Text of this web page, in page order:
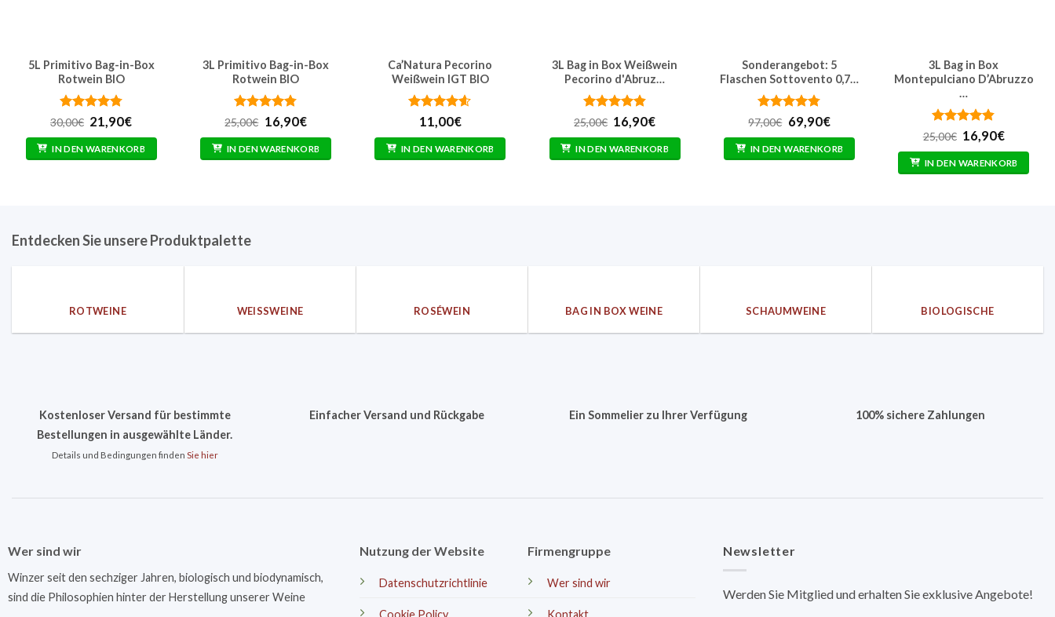
5L Primitivo Bag-in-Box
Rotwein BIO
Bewertet
mit
von 5
30,00€ Ursprünglicher
Preis
war:
30,00€
21,90€Aktueller
Preis
ist:
21,90€.
IN DEN WARENKORB
3L Primitivo Bag-in-Box
Rotwein BIO
Bewertet
mit
von 5
25,00€ Ursprünglicher
Preis
war:
25,00€
16,90€Aktueller
Preis
ist:
16,90€.
IN DEN WARENKORB
Ca’Natura Pecorino
Weißwein IGT BIO
Bewertet
4.57
von 5
11,00€
IN DEN WARENKORB
3L Bag in Box Weißwein
Pecorino d'Abruz…
Bewertet
mit
von 5
25,00€ Ursprünglicher
Preis
war:
25,00€
16,90€Aktueller
Preis
ist:
16,90€.
IN DEN WARENKORB
Sonderangebot: 5
Flaschen Sottovento 0,7…
Bewertet
mit
von 5
97,00€ Ursprünglicher
Preis
war:
97,00€
69,90€Aktueller
Preis
ist:
69,90€.
IN DEN WARENKORB
3L Bag in Box
Montepulciano D’Abruzzo
…
Bewertet
mit
von 5
25,00€ Ursprünglicher
Preis
war:
25,00€
16,90€
Preis
ist:
16,90€.
IN DEN WARENKORB
Entdecken Sie unsere Produktpalette
ROTWEINE WEISSWEINE ROSÉWEIN BAG IN BOX WEINE SCHAUMWEINE BIOLOGISCHE
Kostenloser Versand für bestimmte
Bestellungen in ausgewählte Länder.
Details und Bedingungen finden Sie hier
Einfacher Versand und Rückgabe Ein Sommelier zu Ihrer Verfügung 100% sichere Zahlungen
Wer sind wir
Winzer seit den sechziger Jahren, biologisch und biodynamisch,
sind die Philosophien hinter der Herstellung unserer Weine
Nutzung der Website
Datenschutzrichtlinie
Cookie Policy
Firmengruppe
Wer sind wir
Kontakt
Newsletter
Werden Sie Mitglied und erhalten Sie exklusive Angebote!